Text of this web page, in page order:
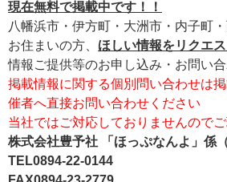
現在無料で掲載中です！！
八幡浜市・伊方町・大洲市・内子町
お住まいの方、 ほしい情報をリクエ
情報ご提供等のお申し込み・お問い
掲載情報に関する個別問い合わせは
催者へ直接お問い合わせください
当社ではご対応しておりませんので
株式会社豊予社 「ほっぷなんよ」係
TEL0894-22-0144